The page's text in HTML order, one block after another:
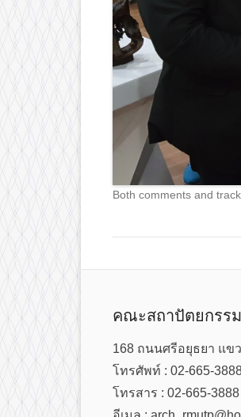
Both comments and
คณะสถาปัตยกรร
168 ถนนศรีอยุธยา แข
โทรศัพท์ : 02-665-
โทรสาร : 02-665-